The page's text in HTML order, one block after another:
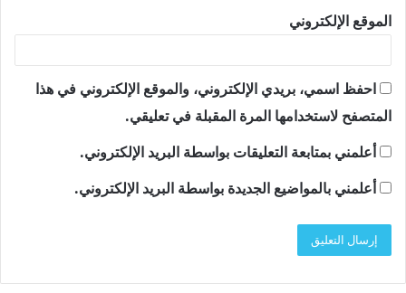
الموقع الإلكتروني
احفظ اسمي، بريدي الإلكتروني، والموقع الإلكتروني في هذا
المتصفح لاستخدامها المرة المقبلة في تعليقي.
أعلمني بمتابعة التعليقات بواسطة البريد الإلكتروني.
أعلمني بالمواضيع الجديدة بواسطة البريد الإلكتروني.